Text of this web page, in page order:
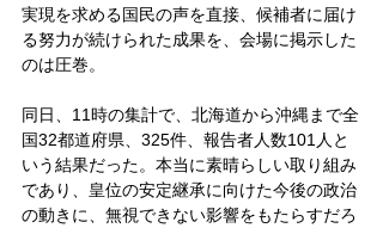
実現を求める国民の声を直接、候補者に届け
る努力が続けられた成果を、会場に掲示した
のは圧巻。
同日、11時の集計で、北海道から沖縄まで全
国32都道府県、325件、報告者人数101人と
いう結果だった。本当に素晴らしい取り組み
であり、皇位の安定継承に向けた今後の政治
の動きに、無視できない影響をもたらすだろ